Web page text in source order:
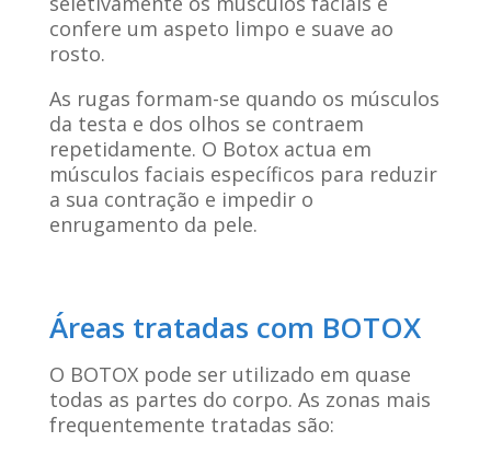
confere um aspeto limpo e suave ao
rosto.
As rugas formam-se quando os músculos
da testa e dos olhos se contraem
repetidamente. O Botox actua em
músculos faciais específicos para reduzir
a sua contração e impedir o
enrugamento da pele.
Áreas tratadas com BOTOX
O BOTOX pode ser utilizado em quase
todas as partes do corpo. As zonas mais
frequentemente tratadas são: